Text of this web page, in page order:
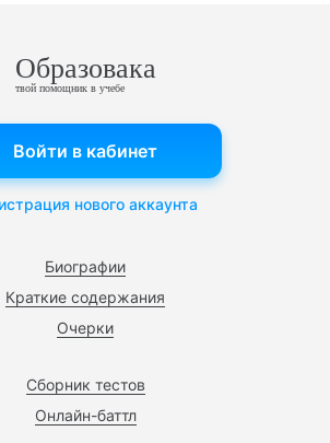
Образовака
твой помощник в учебе
Биографии
Краткие содержания
Очерки
Сборник тестов
Онлайн-баттл
Войти в кабинет
нового аккаунта